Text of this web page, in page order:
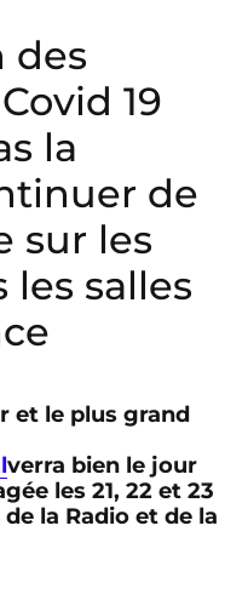
des
19
la
de
sur les
les salles
et le plus grand
verra bien le jour
les 21, 22 et 23
la Radio et de la